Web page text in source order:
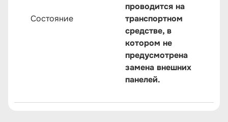
Состояние
проводится на
транспортном
средстве, в
котором не
предусмотрена
замена внешних
панелей.